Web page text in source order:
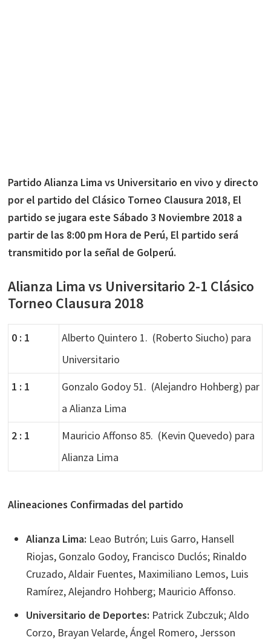
Partido Alianza Lima vs Universitario en vivo y directo
por el partido del Clásico Torneo Clausura 2018, El
partido se jugara este Sábado 3 Noviembre 2018 a
partir de las 8:00 pm Hora de Perú, El partido será
transmitido por la señal de Golperú.
Alianza Lima vs Universitario 2-1 Clásico
Torneo Clausura 2018
0 : 1
Alberto Quintero 1. (Roberto Siucho) para
Universitario
1 : 1
Gonzalo Godoy 51. (Alejandro Hohberg) par
a Alianza Lima
2 : 1
Mauricio Affonso 85. (Kevin Quevedo) para
Alianza Lima
Alineaciones Confirmadas del partido
Alianza Lima: Leao Butrón; Luis Garro, Hansell
Riojas, Gonzalo Godoy, Francisco Duclós; Rinaldo
Cruzado, Aldair Fuentes, Maximiliano Lemos, Luis
Ramírez, Alejandro Hohberg; Mauricio Affonso.
Universitario de Deportes: Patrick Zubczuk; Aldo
Corzo, Brayan Velarde, Ángel Romero, Jersson